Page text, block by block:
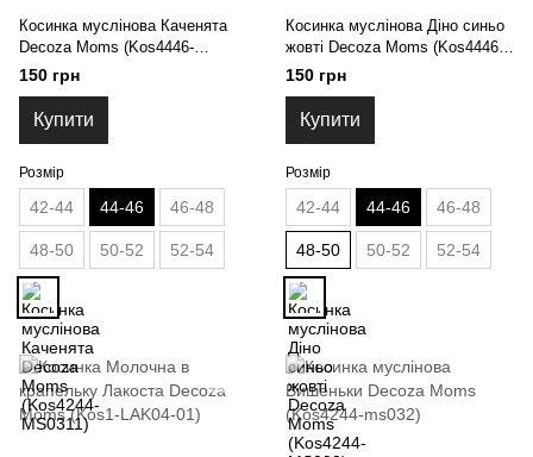
Косинка муслінова Каченята
Decoza Moms (Kos4446-
MS0311)
150 грн
Купити
Розмір
42-44 44-46 46-48
48-50 50-52 52-54
Косинка муслінова Діно синьо
жовті Decoza Moms (Kos4446-
MS033)
150 грн
Купити
Розмір
42-44 44-46 46-48
48-50 50-52 52-54